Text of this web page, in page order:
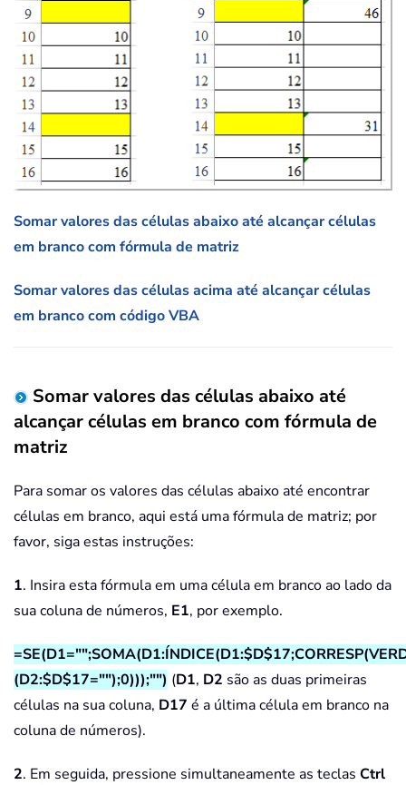
Somar valores das células abaixo até alcançar células
em branco com fórmula de matriz
Somar valores das células acima até alcançar células
em branco com código VBA
Somar valores das células abaixo até
alcançar células em branco com fórmula de
matriz
Para somar os valores das células abaixo até encontrar
células em branco, aqui está uma fórmula de matriz; por
favor, siga estas instruções:
1. Insira esta fórmula em uma célula em branco ao lado da
sua coluna de números, E1, por exemplo.
(D2:$D$17="");0)));"") (D1, D2 são as duas primeiras
células na sua coluna, D17 é a última célula em branco na
coluna de números).
2. Em seguida, pressione simultaneamente as teclas Ctrl